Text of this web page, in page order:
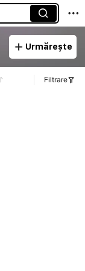
Urmărește
Filtrare